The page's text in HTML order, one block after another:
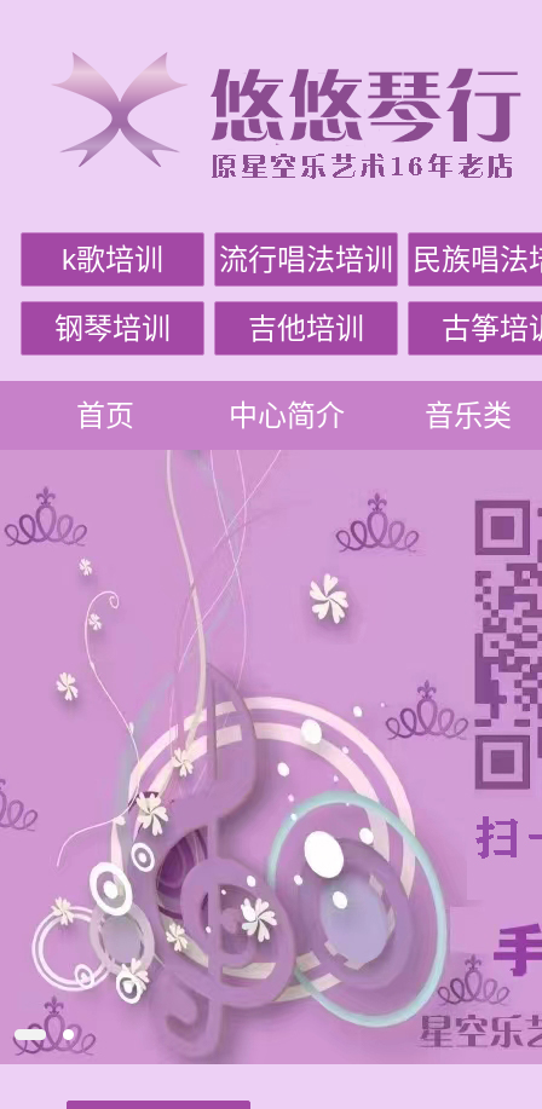
k歌培训 流行唱法培训 民族唱法
钢琴培训 吉他培训 古筝培
首页 中心简介 音乐类